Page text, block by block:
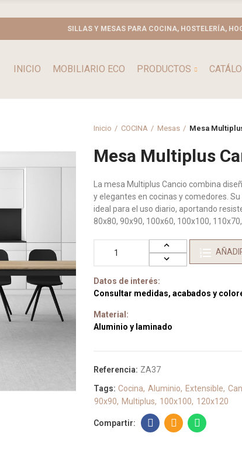
SILLAS Y MESAS PARA COCINA, HOSTELERÍA,
INICIO MOBILIARIO ECO PRODUCTOS
Inicio COCINA Mesas Mesa
Mesa Multiplus
La mesa Multiplus Cancio combina
y elegantes en cocinas y comedores.
ideal para el uso diario, aportando
80x80, 90x90, 100x60, 100x100,
Datos de interés:
Consultar medidas, acabados y
Material:
Aluminio y laminado
Referencia: ZA37
Tags: Cocina Aluminio Extensible
90x90
Multiplus 100x100 120x120